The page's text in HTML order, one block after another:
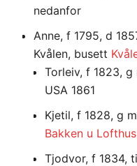
nedanfor
Anne, f 1795, d
Kvålen, busett
Torleiv, f 1823, g
USA 1861
Kjetil, f 1828, g
Bakken u Lofthus
Tjodvor, f 1834,